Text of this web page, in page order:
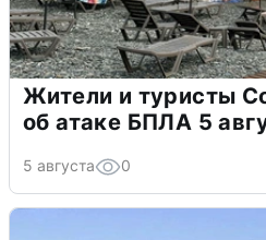
Жители и туристы
об атаке БПЛА 5
5 августа 0